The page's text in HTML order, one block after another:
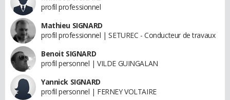
profil professionnel
Mathieu SIGNARD
profil professionnel | SETUREC - Conducteur de travaux
Benoit SIGNARD
profil personnel | VILDE GUINGALAN
Yannick SIGNARD
profil personnel | FERNEY VOLTAIRE